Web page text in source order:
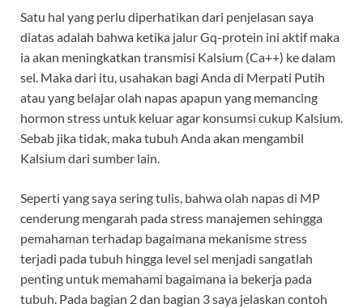
Satu hal yang perlu diperhatikan dari penjelasan saya
diatas adalah bahwa ketika jalur Gq-protein ini aktif maka
ia akan meningkatkan transmisi Kalsium (Ca++) ke dalam
sel. Maka dari itu, usahakan bagi Anda di Merpati Putih
atau yang belajar olah napas apapun yang memancing
hormon stress untuk keluar agar konsumsi cukup Kalsium.
Sebab jika tidak, maka tubuh Anda akan mengambil
Kalsium dari sumber lain.
Seperti yang saya sering tulis, bahwa olah napas di MP
cenderung mengarah pada stress manajemen sehingga
pemahaman terhadap bagaimana mekanisme stress
terjadi pada tubuh hingga level sel menjadi sangatlah
penting untuk memahami bagaimana ia bekerja pada
tubuh. Pada bagian 2 dan bagian 3 saya jelaskan contoh